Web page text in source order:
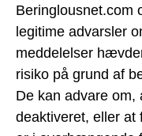
Beringlousnet.com
legitime advarsler
meddelelser
risiko på grund af
De kan advare om,
deaktiveret, eller at